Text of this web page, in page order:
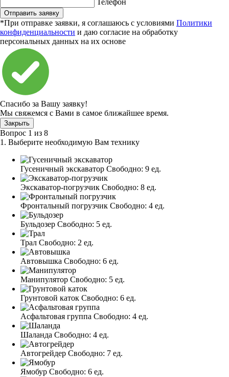
Телефон
Отправить заявку
*При отправке заявки, я соглашаюсь с условиями Политики
конфиденциальности и даю согласие на обработку
персональных данных на их основе
Спасибо за Вашу заявку!
Мы свяжемся с Вами в самое ближайшее время.
Закрыть
Вопрос 1 из 8
1. Выберите необходимую Вам технику
Гусеничный экскаватор Свободно: 9 ед.
Экскаватор-погрузчик Свободно: 8 ед.
Фронтальный погрузчик Свободно: 4 ед.
Бульдозер Свободно: 5 ед.
Трал Свободно: 2 ед.
Автовышка Свободно: 6 ед.
Манипулятор Свободно: 5 ед.
Грунтовой каток Свободно: 6 ед.
Асфальтовая группа Свободно: 4 ед.
Шаланда Свободно: 4 ед.
Автогрейдер Свободно: 7 ед.
Ямобур Свободно: 6 ед.